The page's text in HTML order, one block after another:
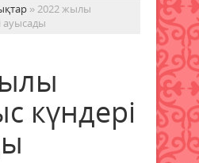
» 2022 жылы
ауысады
күндері